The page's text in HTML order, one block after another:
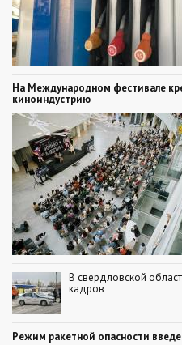
На Международном фестивале
киноиндустрию
В свердловской
кадров
Режим ракетной опасности